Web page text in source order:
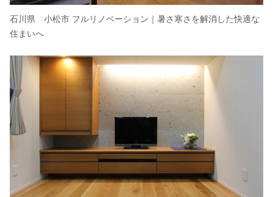
石川県 小松市 フルリノベーション｜暑さ寒さを解消した快適な
住まいへ